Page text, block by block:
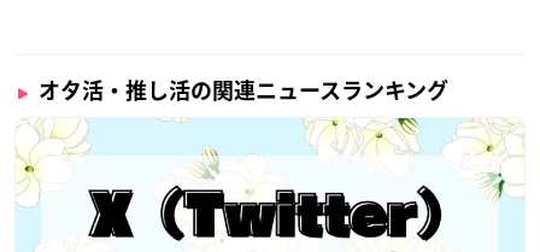
オタ活・推し活の関連ニュースランキング